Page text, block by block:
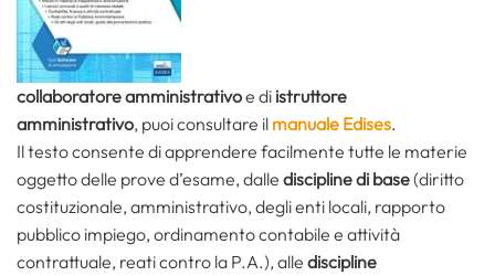
collaboratore amministrativoe di istruttore
amministrativo, puoi consultare il manuale Edises.
Il testo consente di apprendere facilmente tutte le materie
oggetto delle prove d’esame, dalle discipline di base(diritto
costituzionale, amministrativo, degli enti locali, rapporto
pubblico impiego, ordinamento contabile e attività
contrattuale, reati contro la P.A.), alle discipline